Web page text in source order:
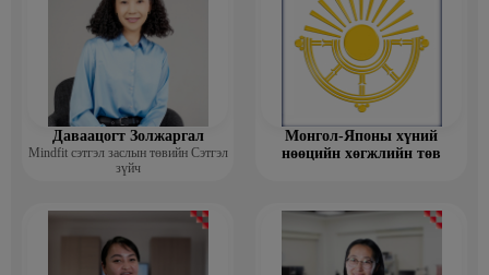
Даваацогт Золжаргал
Mindfit сэтгэл заслын төвийн Сэтгэл
зүйч
Монгол-Японы хүний
нөөцийн хөгжлийн төв